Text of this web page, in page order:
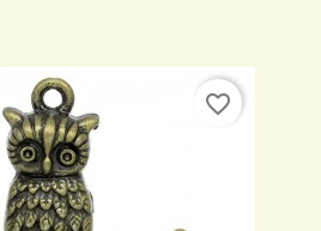
favorite_border